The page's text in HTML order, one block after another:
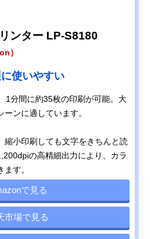
ンター LP-S8180
）
使いやすい
1分間に約35枚の印刷が可能。大
ンに適しています。
、縮小印刷しても文字をきちんと読
の高精細出力により、カラ
す。
で見る
市場で見る